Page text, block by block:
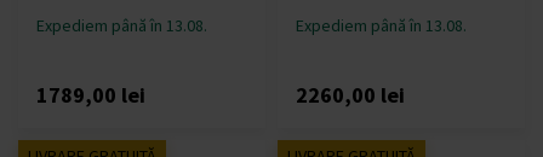
Expediem până în 13.08.
1789,00 lei
Expediem până în 13.08.
2260,00 lei